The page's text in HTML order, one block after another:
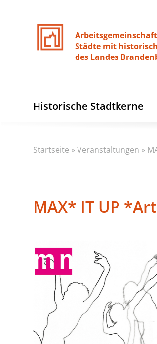
Arbeitsgemeinschaft
Städte mit
des Landes
Historische Stadtkerne
Startseite »Veranstaltungen »
MAX* IT UP